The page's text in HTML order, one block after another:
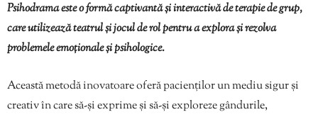
Psihodrama este o formă captivantă și interactivă de terapie de grup,
care utilizează teatrul și jocul de rol pentru a explora și rezolva
problemele emoționale și psihologice.
Această metodă inovatoare oferă pacienților un mediu sigur și
creativ în care să-și exprime și să-și exploreze gândurile,